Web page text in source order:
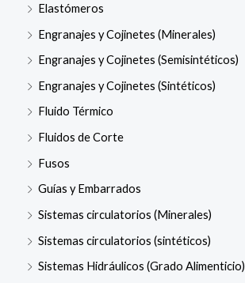
Elastómeros
Engranajes y Cojinetes (Minerales)
Engranajes y Cojinetes (Semisintéticos)
Engranajes y Cojinetes (Sintéticos)
Fluido Térmico
Fluidos de Corte
Fusos
Guías y Embarrados
Sistemas circulatorios (Minerales)
Sistemas circulatorios (sintéticos)
Sistemas Hidráulicos (Grado Alimenticio)